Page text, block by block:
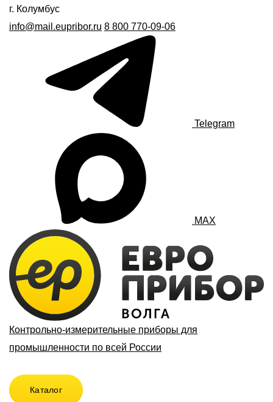
г. Колумбус
info@mail.eupribor.ru 8 800 770-09-06
Telegram
MAX
Контрольно-измерительные приборы для
промышленности по всей России
Каталог